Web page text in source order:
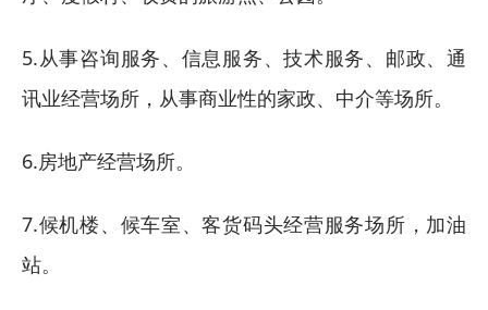
5.从事咨询服务、信息服务、技术服务、邮政、通
讯业经营场所，从事商业性的家政、中介等场所。
6.房地产经营场所。
7.候机楼、候车室、客货码头经营服务场所，加油
站。